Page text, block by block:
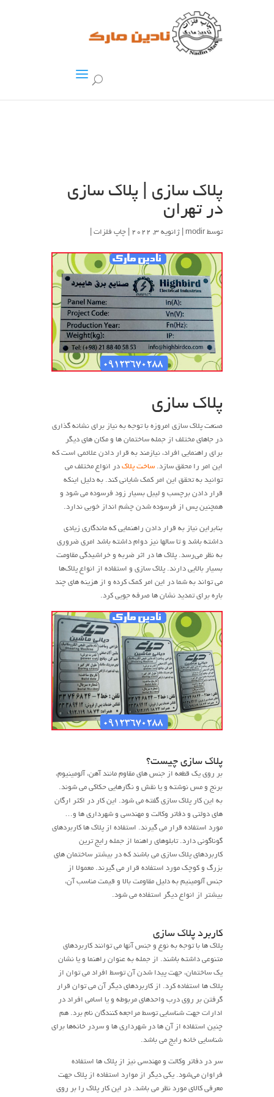
پلاک سازی | پلاک سازی
در تهران
توسط modir | ژانویه 3, 2022 | چاپ فلزات
پلاک سازی
صنعت پلاک سازی امروزه با توجه به نیاز برای نشانه گذاری
در جاهای مختلف از جمله ساختمان ها و مکان های دیگر
برای راهنمایی افراد، نیازمند به قرار دادن علائمی است که
این امر را محقق سازد. ساخت پلاک در انواع مختلف می
توانید به تحقق این امر کمک شایانی کند. به دلیل اینکه
قرار دادن برچسب و لیبل بسیار زود فرسوده می شود و
همچنین پس از فرسوده شدن چشم انداز خوبی ندارد.
بنابراین نیاز به قرار دادن راهنمایی که ماندگاری زیادی
داشته باشد و تا سالها نیز دوام داشته باشد امری ضروری
به نظر می‌رسد. پلاک ها در اثر ضربه و خراشیدگی مقاومت
بسیار بالایی دارند. پلاک سازی و استفاده از انواع پلاک‌ها
می تواند به شما در این امر کمک کرده و از هزینه های چند
باره برای تمدید نشان ها صرفه جویی کرد.
پلاک سازی چیست؟
بر روی یک قطعه از جنس های مقاوم مانند آهن، آلومینیوم،
برنج و مس نوشته و یا نقش و نگارهایی حکاکی می شوند.
به این کار پلاک سازی گفته می شود. این کار در اکثر ارگان
های دولتی و دفاتر وکالت و مهندسی و شهرداری ها و…
مورد استفاده قرار می گیرند. استفاده از پلاک ها کاربردهای
گوناگونی دارد. تابلوهای راهنما از جمله رایج ترین
کاربردهای پلاک سازی می باشند که در بیشتر ساختمان های
بزرگ و کوچک مورد استفاده قرار می گیرند. معمولا از
جنس آلومینیم به دلیل مقاومت بالا و قیمت مناسب آن،
بیشتر از انواع دیگر استفاده می شود.
کاربرد پلاک سازی
پلاک ها با توجه به نوع و جنس آنها می توانند کاربردهای
متنوعی داشته باشند. از جمله به عنوان راهنما و یا نشان
یک ساختمان، جهت پیدا شدن آن توسط افراد می توان از
پلاک ها استفاده کرد. از کاربردهای دیگر آن می توان قرار
گرفتن بر روی درب واحدهای مربوطه و یا اسامی افراد در
ادارات جهت شناسایی توسط مراجعه کنندگان نام برد. هم
چنین استفاده از آن ها در شهرداری ها و سردر خانه‌ها برای
شناسایی خانه رایج می باشد.
سر در دفاتر وکالت و مهندسی نیز از پلاک ها استفاده
فراوان می‌شود. یکی دیگر از موارد استفاده از پلاک جهت
معرفی کالای مورد نظر می باشد. در این کار پلاک را بر روی